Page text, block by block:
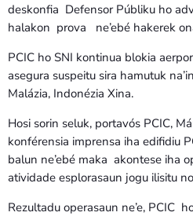
deskonfia Defensor Públiku ho
halakon prova ne’ebé hakerek
PCIC ho SNI kontinua blokia
asegura suspeitu sira hamutuk
Malázia, Indonézia Xina.
Hosi sorin seluk, portavós PCIC,
konférensia imprensa iha edifidiu
balun ne’ebé maka akontese iha
atividade esplorasaun jogu ilisitu
Rezultadu operasaun ne’e, PCIC